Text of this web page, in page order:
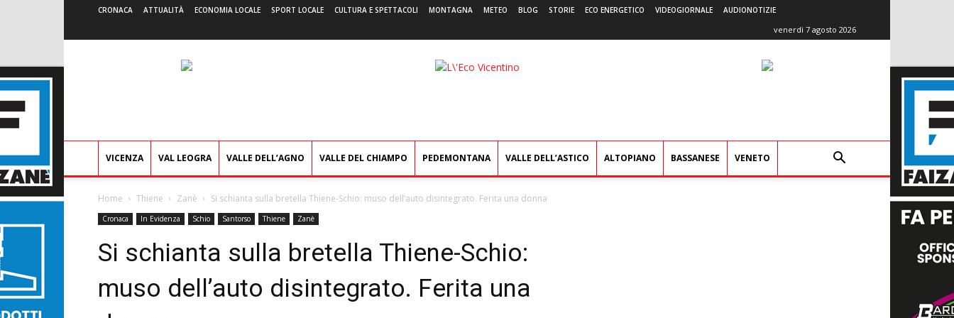
CRONACA ATTUALITÀ ECONOMIA LOCALE SPORT LOCALE CULTURA E SPETTACOLI MONTAGNA METEO BLOG STORIE ECO ENERGETICO VIDEOGIORNALE AUDIONOTIZIE
venerdì 7 agosto 2026
L'Eco
VICENZA VAL LEOGRA VALLE DELL’AGNO VALLE DEL CHIAMPO PEDEMONTANA VALLE DELL’ASTICO ALTOPIANO BASSANESE VENETO
Home Thiene Zanè Si schianta sulla bretella Thiene-Schio: muso dell’auto disintegrato. Ferita una donna
Cronaca In Evidenza Schio Santorso Thiene Zanè
Si schianta sulla bretella Thiene-Schio:
muso dell’auto disintegrato. Ferita una